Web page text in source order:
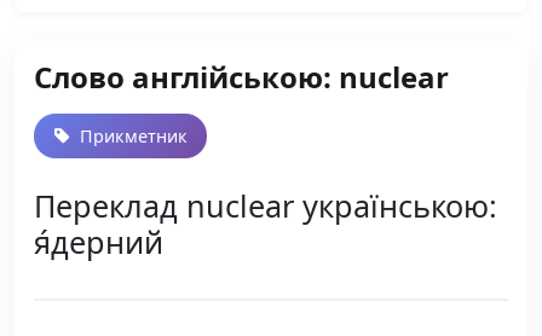
Слово англійською: nuclear
Прикметник
Переклад nuclear українською:
я́дерний